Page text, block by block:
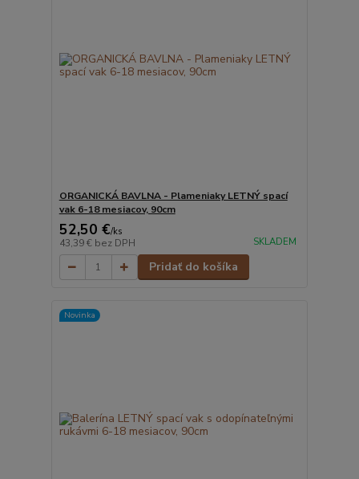
ORGANICKÁ BAVLNA - Plameniaky LETNÝ spací
vak 6-18 mesiacov, 90cm
52,50 €/ks
43,39 € bez DPH SKLADEM
Pridať do košíka
Novinka